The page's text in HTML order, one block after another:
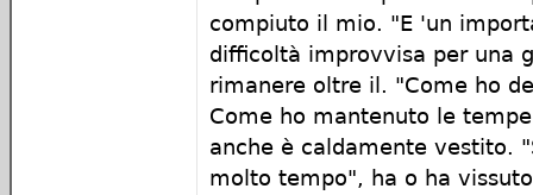
compiuto il mio. "E 'un
difficoltà improvvisa per una
rimanere oltre il. "Come ho
Come ho mantenuto le
anche è caldamente vestito.
molto tempo", ha o ha